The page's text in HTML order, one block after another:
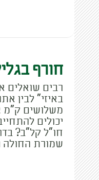
חורף
רבים
באיזי" לבין
משלושים ק"מ
יכולים
חו"ל קל"ב?
שמורת החולה